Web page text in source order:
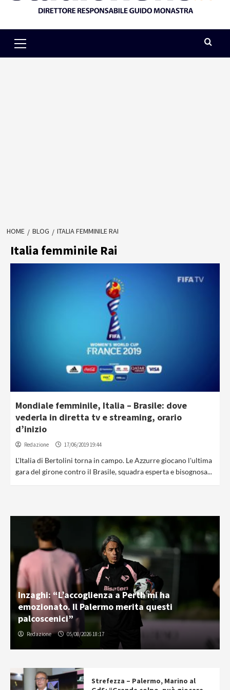
Menu
HOME BLOG ITALIA FEMMINILE RAI
Italia femminile Rai
Mondiale femminile, Italia – Brasile: dove
vederla in diretta tv e streaming, orario
d’inizio
Redazione 17/06/2019 19:44
L'Italia di Bertolini torna in campo. Le Azzurre giocano l'ultima
gara del girone contro il Brasile, squadra esperta e bisognosa...
Inzaghi: “L’accoglienza a Perth mi ha
emozionato. Il Palermo merita questi
palcoscenici”
Redazione 05/08/2026 18:17
Strefezza – Palermo, Marino al